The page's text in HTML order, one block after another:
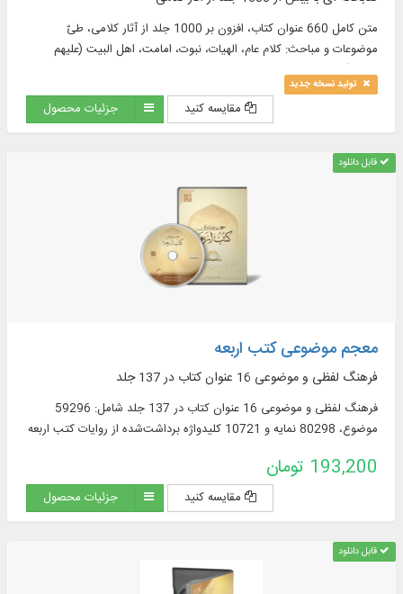
متن کامل 660 عنوان کتاب، افزون بر 1000 جلد از آثار کلامی، طیّ
موضوعات و مباحث: کلام عام، الهیات، نبوت، امامت، اهل البیت (علیهم
السلام)، معاد، تاریخ کلام، روایات کلامی و ...
تولید نسخه جدید
مقایسه کنید جزئیات محصول
قابل دانلود
معجم موضوعی کتب اربعه
فرهنگ لفظی و موضوعی 16 عنوان کتاب در 137 جلد
فرهنگ لفظی و موضوعی 16 عنوان کتاب در 137 جلد شامل: 59296
موضوع، 80298 نمايه و 10721 کليدواژه برداشت‌شده از روایات کتب اربعه
193,200 تومان
مقایسه کنید جزئیات محصول
قابل دانلود